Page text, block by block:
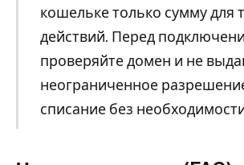
кошельке только сумму для
действий. Перед
проверяйте домен и не
неограниченное
списание без